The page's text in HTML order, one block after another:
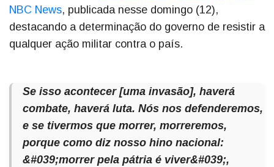
NBC News, publicada nesse domingo (12),
destacando a determinação do governo de resistir a
qualquer ação militar contra o país.
Se isso acontecer [uma invasão], haverá
combate, haverá luta. Nós nos defenderemos,
e se tivermos que morrer, morreremos,
porque como diz nosso hino nacional:
&#039;morrer pela pátria é viver&#039;,